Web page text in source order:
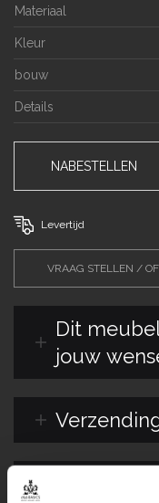
Materiaal
Kleur
bouw
Details
NABESTELLEN
Levertijd
VRAAG STELLEN /
Dit
jouw